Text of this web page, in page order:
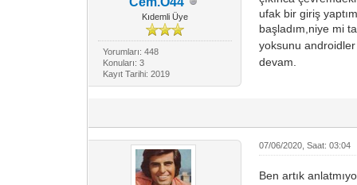
Kıdemli Üye
Yorumları: 448
Konuları: 3
Kayıt Tarihi: 2019
ufak bir giriş
başladım,niye mi
yoksunu
devam.
07/06/2020, Saat: 03:04
Ben artık